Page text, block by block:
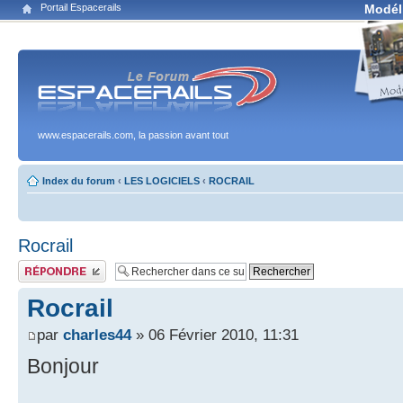
Portail Espacerails
www.espacerails.com, la passion avant tout
Index du forum ‹ LES LOGICIELS ‹ ROCRAIL
Rocrail
Publier une réponse
Rocrail
par charles44» 06 Février 2010, 11:31
Bonjour